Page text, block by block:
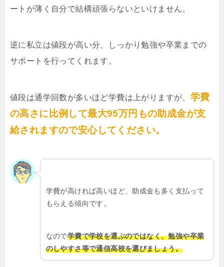
ートが薄く自分で結構頑張らないといけません。
逆に私立は値段が高い分、しっかり勉強や卒業までの
サポートを行ってくれます。
値段は通学回数が多いほど学費は上がりますが、 学費
の高さに比例して最大95万円もの助成金が支
給されますので安心してください。
学費が高ければ高いほど、助成金も多く支払って
もらえる傾向です。
なので学費で学校を選ぶのではなく、勉強や卒業
のしやすさ等で通信高校を選びましょう。